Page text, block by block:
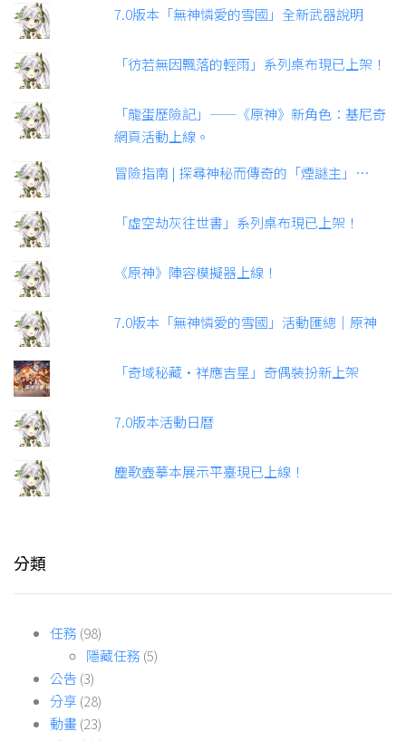
7.0版本「無神憐愛的雪國」全新武器說明
「彷若無因飄落的輕雨」系列桌布現已上架！
「龍蛋歷險記」——《原神》新角色：基尼奇
網頁活動上線。
冒險指南 | 探尋神秘而傳奇的「煙謎主」…
「虛空劫灰往世書」系列桌布現已上架！
《原神》陣容模擬器上線！
7.0版本「無神憐愛的雪國」活動匯總｜原神
「奇域秘藏·祥應吉星」奇偶裝扮新上架
7.0版本活動日曆
塵歌壺摹本展示平臺現已上線！
分類
任務 (98)
隱藏任務 (5)
公告 (3)
分享(28)
動畫(23)